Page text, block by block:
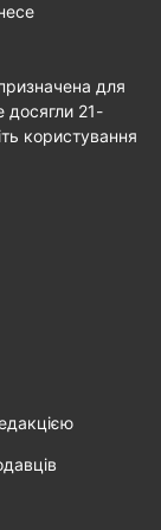
для
досягли 21-
користування